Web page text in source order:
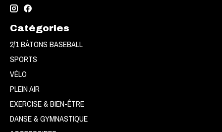
Catégories
2/1 BÂTONS BASEBALL
SPORTS
VÉLO
PLEIN AIR
EXERCISE & BIEN-ÊTRE
DANSE & GYMNASTIQUE